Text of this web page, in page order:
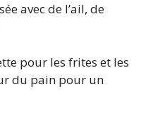
avec de l’ail, de
pour les frites et les
du pain pour un